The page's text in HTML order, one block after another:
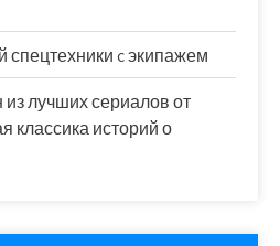
c экипажем
из лучших сериалов от
классика историй о